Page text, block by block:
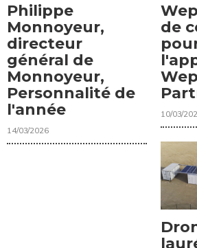
Philippe
Monnoyeur,
directeur
général de
Monnoyeur,
Personnalité de
l'année
14/03/2026
de
10/03/